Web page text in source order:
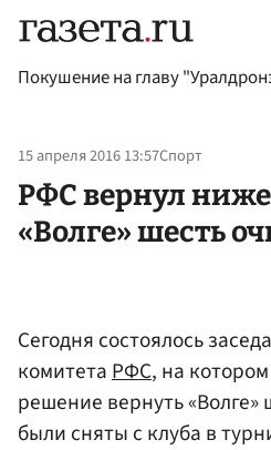
Покушение на главу
15 апреля 2016 13:57Спорт
РФС вернул
«Волге» шесть
Сегодня состоялось
комитетаРФС, на
решение вернуть «Волге»
были сняты с клуба в